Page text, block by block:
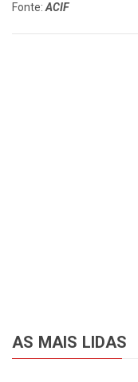
Fonte: ACIF
AS MAIS LIDAS